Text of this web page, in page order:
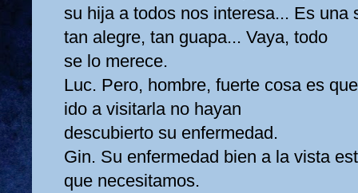
su hija a todos nos interesa... Es una
tan alegre, tan guapa... Vaya, todo
se lo merece.
Luc. Pero, hombre, fuerte cosa es
ido a visitarla no hayan
descubierto su enfermedad.
Gin. Su enfermedad bien a la vista
que necesitamos.